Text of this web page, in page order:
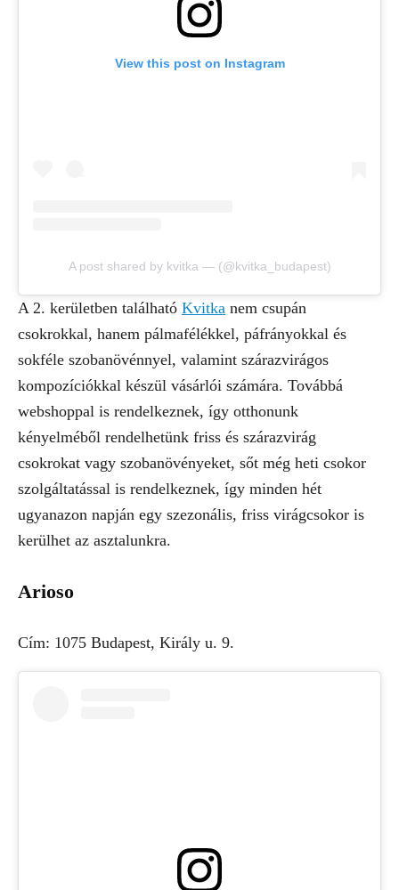
View this post on Instagram
A post shared by kvitka — (@kvitka_budapest)
A 2. kerületben található Kvitka nem csupán
csokrokkal, hanem pálmafélékkel, páfrányokkal és
sokféle szobanövénnyel, valamint szárazvirágos
kompozíciókkal készül vásárlói számára. Továbbá
webshoppal is rendelkeznek, így otthonunk
kényelméből rendelhetünk friss és szárazvirág
csokrokat vagy szobanövényeket, sőt még heti csokor
szolgáltatással is rendelkeznek, így minden hét
ugyanazon napján egy szezonális, friss virágcsokor is
kerülhet az asztalunkra.
Arioso
Cím: 1075 Budapest, Király u. 9.